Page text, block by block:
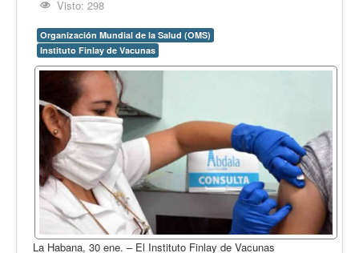
Visto: 298
Organización Mundial de la Salud (OMS)
Instituto Finlay de Vacunas
La Habana, 30 ene. – El Instituto Finlay de Vacunas